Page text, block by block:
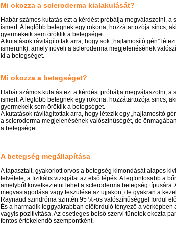
Mi okozza a scleroderma kialakulását?
Habár számos kutatás ezt a kérdést próbálja megválaszolni,
ismert. A legtöbb betegnek egy rokona, hozzátartozója sincs,
gyermekeik sem öröklik a betegséget.
A kutatások rávilágítottak arra, hogy sok „hajlamosító gén”
ismerünk), amely növeli a scleroderma megjelenésének
ki a betegséget.
Mi okozza a betegséget?
Habár számos kutatás ezt a kérdést próbálja megválaszolni,
ismert. A legtöbb betegnek egy rokona, hozzátartozója sincs,
gyermekeik sem öröklik a betegséget.
A kutatások rávilágítottak arra, hogy létezik egy „hajlamosító
a scleroderma megjelenésének valószínűségét, de
a betegséget.
A betegség megállapítása
A tapasztalt, gyakorlott orvos a betegség kimondását alapos
felvétele, a fizikális vizsgálat az első lépés. A legfontosabb a
amelyből következtetni lehet a scleroderma betegség
megvastagodása vagy feszülése az ujjakon, de gyakran a
Raynaud szindróma szintén 95 %-os valószínűséggel fordul
És a harmadik leggyakrabban előforduló tényező a vérképben
vagyis pozitivitása. Az esetleges belső szervi tünetek okozta
fontos értékelendő szempontként.